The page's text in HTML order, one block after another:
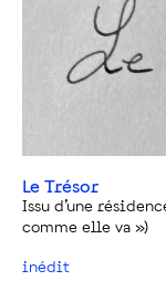
Le Trésor
Issu d’une
comme elle va »)
inédit